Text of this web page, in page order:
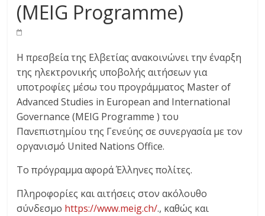
(MEIG Programme)
Η πρεσβεία της Ελβετίας ανακοινώνει την έναρξη
της ηλεκτρονικής υποβολής αιτήσεων για
υποτροφίες μέσω του προγράμματος Master of
Advanced Studies in European and International
Governance (MEIG Programme ) του
Πανεπιστημίου της Γενεύης σε συνεργασία με τον
οργανισμό United Nations Office.
Το πρόγραμμα αφορά Έλληνες πολίτες.
Πληροφορίες και αιτήσεις στον ακόλουθο
σύνδεσμο https://www.meig.ch/., καθώς και